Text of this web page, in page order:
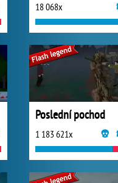
18 068x
Poslední pochod
1 183 621x